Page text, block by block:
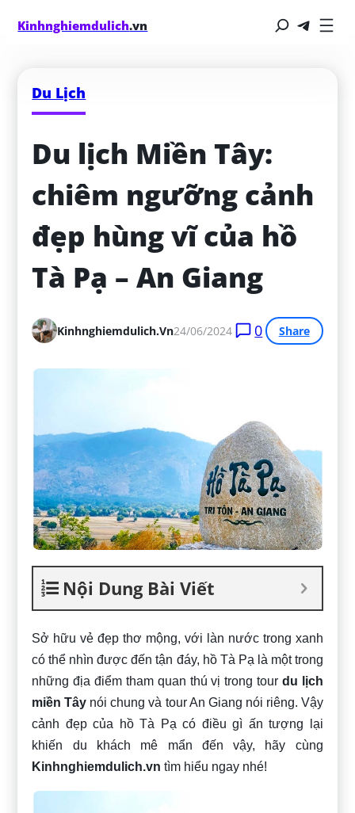
Kinhnghiemdulich.vn
Du Lịch
Du lịch Miền Tây:
chiêm ngưỡng cảnh
đẹp hùng vĩ của hồ
Tà Pạ – An Giang
Kinhnghiemdulich.vn24/06/2024 0 Share
Nội Dung Bài Viết
Sở hữu vẻ đẹp thơ mộng, với làn nước trong xanh
có thể nhìn được đến tận đáy, hồ Tà Pạ là một trong
những địa điểm tham quan thú vị trong tour du lịch
miền Tây nói chung và tour An Giang nói riêng. Vậy
cảnh đẹp của hồ Tà Pạ có điều gì ấn tượng lại
khiến du khách mê mẩn đến vậy, hãy cùng
Kinhnghiemdulich.vn tìm hiểu ngay nhé!